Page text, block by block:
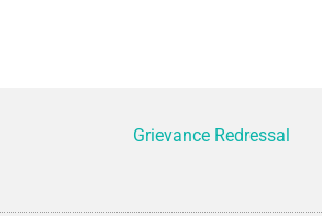
Grievance Redressal